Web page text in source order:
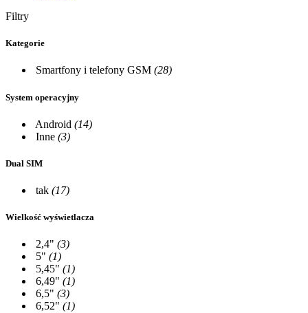
Filtry
Kategorie
Smartfony i telefony GSM (28)
System operacyjny
Android (14)
Inne (3)
Dual SIM
tak (17)
Wielkość wyświetlacza
2,4" (3)
5" (1)
5,45" (1)
6,49" (1)
6,5" (3)
6,52" (1)